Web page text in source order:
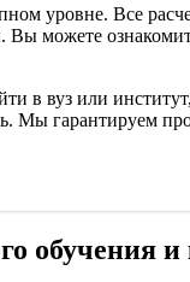
уровне. Все
можете
в вуз или
Мы гарантируем
обучения